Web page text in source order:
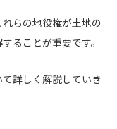
らの地役権が土地の
ることが重要です。
詳しく解説していき